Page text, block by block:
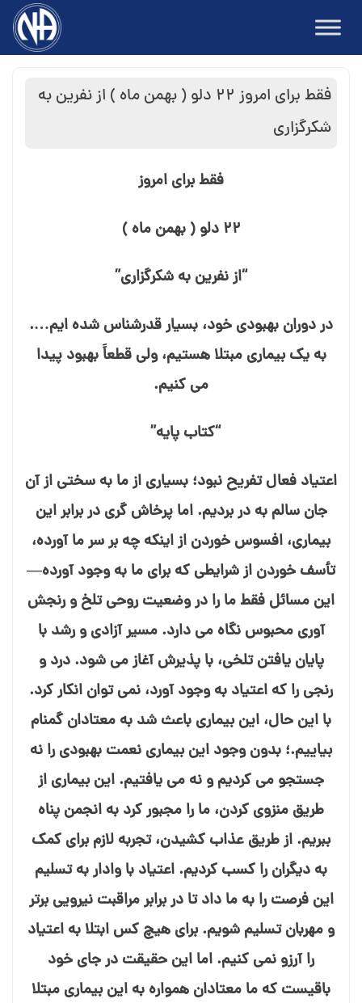
content
فقط برای امروز ۲۲ دلو ( بهمن ماه ) از نفرین به
شکرگزاری
فقط برای امروز
۲۲ دلو ( بهمن ماه )
“از نفرین به شکرگزاری”
در دوران بهبودی خود، بسیار قدرشناس شده⁯ ایم….
به یک بیماری مبتلا هستیم، ولی قطعاً بهبود پیدا
می⁯ کنیم.
“کتاب پایه”
اعتیاد فعال تفریح نبود؛ بسیاری از ما به سختی از آن
جان سالم به در بردیم. اما پرخاش گری در برابر این
بیماری، افسوس خوردن از اینکه چه بر سر ما آورده،
تأسف خوردن از شرایطی که برای ما به وجود آورده—
این مسائل فقط ما را در وضعیت روحی تلخ و رنجش⁯
آوری محبوس نگاه م⁯ی دارد. مسیر آزادی و رشد با
پایان یافتن تلخی، با پذیرش آغاز می⁯ شود. درد و
رنجی را که اعتیاد به وجود آورد، نمی⁯ توان انکار کرد.
با این حال، این بیماری باعث شد به معتادان گمنام
بیاییم.؛ بدون وجود این بیماری نعمت بهبودی را نه
جستجو می⁯ کردیم و نه می⁯ یافتیم. این بیماری از
طریق منزوی کردن، ما را مجبور کرد به انجمن پناه
ببریم. از طریق عذاب کشیدن، تجربه لازم برای کمک
به دیگران را کسب کردیم. اعتیاد با وادار به تسلیم
این فرصت را به ما داد تا در برابر مراقبت نیرویی برتر
و مهربان تسلیم شویم. برای هیچ کس ابتلا به اعتیاد
را آرزو نمی⁯ کنیم. اما این حقیقت در جای خود
باقیست که ما معتادان همواره به این بیماری مبتلا